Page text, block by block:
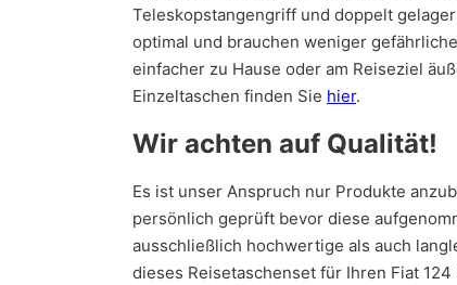
Teleskopstangengriff und doppelt
optimal und brauchen weniger
einfacher zu Hause oder am Reiseziel
Einzeltaschen finden Sie hier.
Wir achten auf Qualität!
Es ist unser Anspruch nur Produkte
persönlich geprüft bevor diese
ausschließlich hochwertige als auch
dieses Reisetaschenset für Ihren Fiat